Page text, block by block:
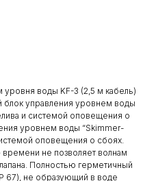
воды KF-3 (2,5 м кабель)
управления уровнем воды
и системой оповещения о
уровнем воды “Skimmer-
оповещения о сбоях.
не позволяет волнам
Полностью герметичный
67), не образующий в воде